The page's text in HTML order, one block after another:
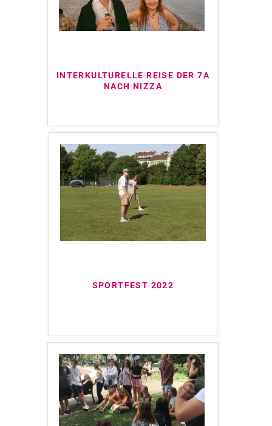
INTERKULTURELLE REISE DER 7A
NACH NIZZA
SPORTFEST 2022